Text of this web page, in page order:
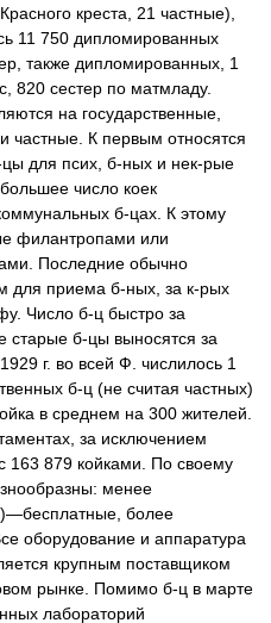
креста, 21 частные),
11 750 дипломированных
также дипломированных, 1
820 сестер по матмладу.
на государственные,
частные. К первым относятся
цы для псих, б-ных и нек-рые
число коек
б-цах. К этому
филантропами или
Последние обычно
для приема б-ных, за к-рых
Число б-ц быстро за
старые б-цы выносятся за
г. во всей Ф. числилось 1
б-ц (не считая частных)
в среднем на 300 жителей.
за исключением
163 879 койками. По своему
менее
более
оборудование и аппаратура
крупным поставщиком
рынке. Помимо б-ц в марте
лабораторий